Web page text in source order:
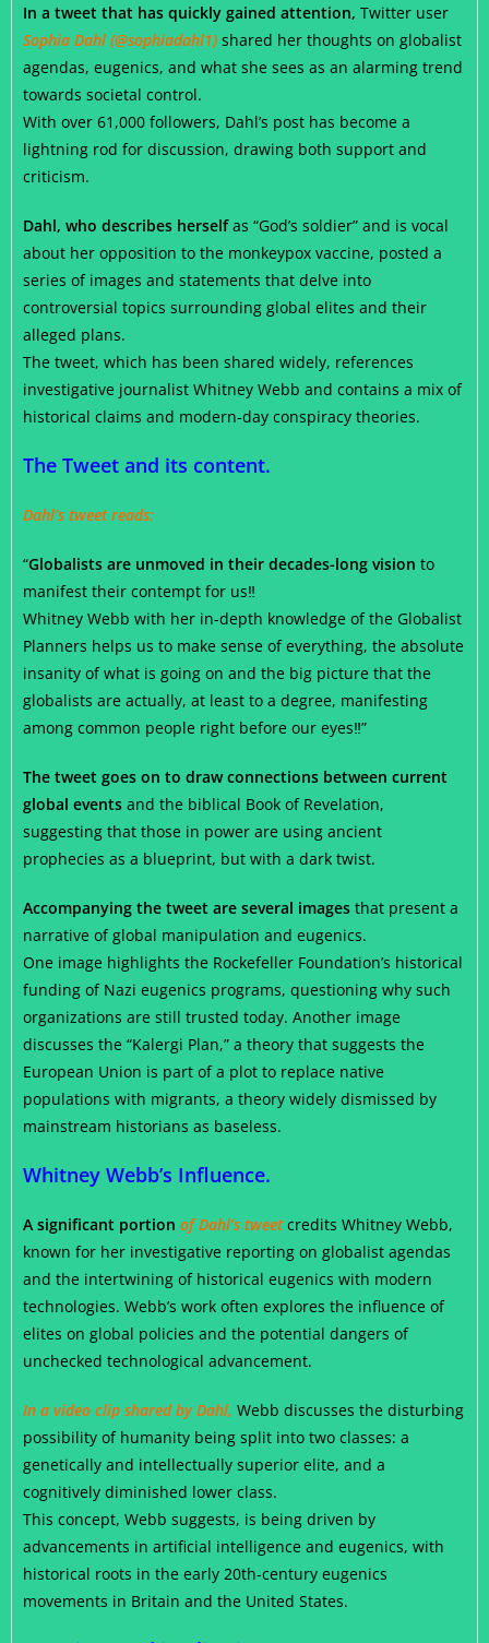
In a tweet that has quickly gained attention, Twitter user
Sophia Dahl (@sophiadahl1) shared her thoughts on globalist
agendas, eugenics, and what she sees as an alarming trend
towards societal control.
With over 61,000 followers, Dahl’s post has become a
lightning rod for discussion, drawing both support and
criticism.
Dahl, who describes herselfas “God’s soldier” and is vocal
about her opposition to the monkeypox vaccine, posted a
series of images and statements that delve into
controversial topics surrounding global elites and their
alleged plans.
The tweet, which has been shared widely, references
investigative journalist Whitney Webb and contains a mix of
historical claims and modern-day conspiracy theories.
The Tweet and its content.
Dahl’s tweet reads:
“Globalists are unmoved in their decades-long vision to
manifest their contempt for us‼️
Whitney Webb with her in-depth knowledge of the Globalist
Planners helps us to make sense of everything, the absolute
insanity of what is going on and the big picture that the
globalists are actually, at least to a degree, manifesting
among common people right before our eyes‼️”
The tweet goes on to draw connections between current
global events and the biblical Book of Revelation,
suggesting that those in power are using ancient
prophecies as a blueprint, but with a dark twist.
Accompanying the tweet are several images that present a
narrative of global manipulation and eugenics.
One image highlights the Rockefeller Foundation’s historical
funding of Nazi eugenics programs, questioning why such
organizations are still trusted today. Another image
discusses the “Kalergi Plan,” a theory that suggests the
European Union is part of a plot to replace native
populations with migrants, a theory widely dismissed by
mainstream historians as baseless.
Whitney Webb’s Influence.
A significant portion of Dahl’s tweetcredits Whitney Webb,
known for her investigative reporting on globalist agendas
and the intertwining of historical eugenics with modern
technologies. Webb’s work often explores the influence of
elites on global policies and the potential dangers of
unchecked technological advancement.
In a video clip shared by Dahl, Webb discusses the disturbing
possibility of humanity being split into two classes: a
genetically and intellectually superior elite, and a
cognitively diminished lower class.
This concept, Webb suggests, is being driven by
advancements in artificial intelligence and eugenics, with
historical roots in the early 20th-century eugenics
movements in Britain and the United States.